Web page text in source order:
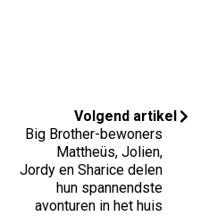
Volgend artikel
Big Brother-bewoners
Mattheüs, Jolien,
Jordy en Sharice delen
hun spannendste
avonturen in het huis